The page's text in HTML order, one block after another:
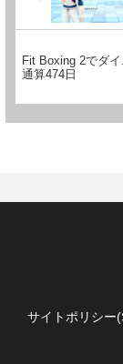
Fit Boxing 2でダ
通算474日
サイトポリシー